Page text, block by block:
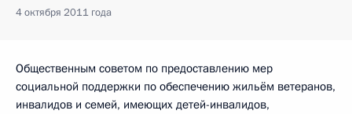
4 октября 2011 года
Общественным советом по предоставлению мер
социальной поддержки по обеспечению жильём ветеранов,
инвалидов и семей, имеющих детей-инвалидов,